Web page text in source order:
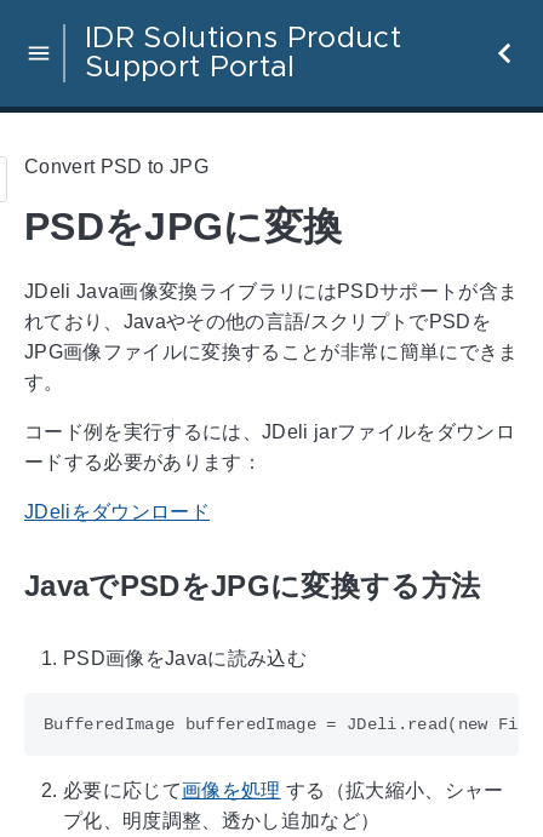
IDR Solutions Product
Support Portal
Convert PSD to JPG
PSDをJPGに変換
JDeli Java画像変換ライブラリにはPSDサポートが含ま
れており、Javaやその他の言語/スクリプトでPSDを
JPG画像ファイルに変換することが非常に簡単にできま
す。
コード例を実行するには、JDeli jarファイルをダウンロ
ードする必要があります：
JDeliをダウンロード
JavaでPSDをJPGに変換する方法
PSD画像をJavaに読み込む
必要に応じて画像を処理 する（拡大縮小、シャー
プ化、明度調整、透かし追加など）